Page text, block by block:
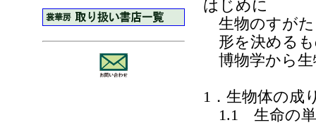
はじめに
生物のすがた
形を決める
博物学から生
1．生物体の成
1.1 生命の